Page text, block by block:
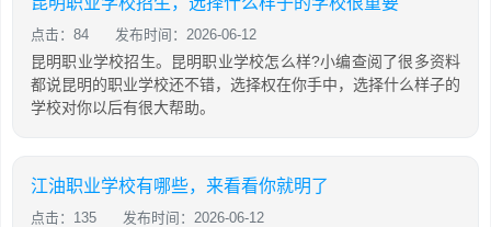
点击：84 发布时间：2026-06-12
昆明职业学校招生。昆明职业学校怎么样?小编查阅了很多资料
都说昆明的职业学校还不错，选择权在你手中，选择什么样子的
学校对你以后有很大帮助。
江油职业学校有哪些，来看看你就明了
点击：135 发布时间：2026-06-12